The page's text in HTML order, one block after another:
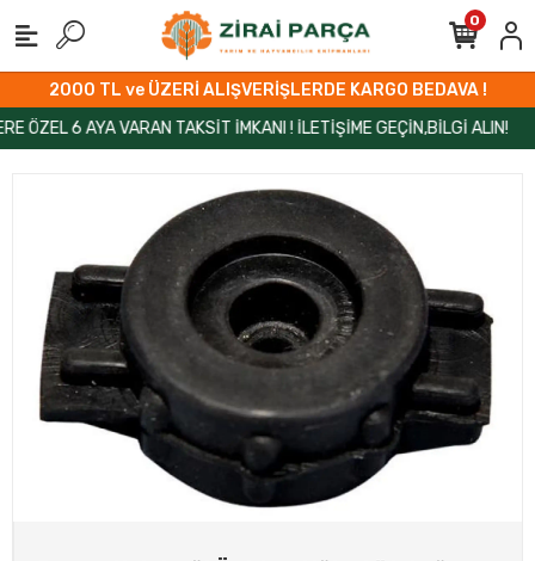
2000 TL ve ÜZERİ ALIŞVERİŞLERDE KARGO BEDAVA !
6 AYA VARAN TAKSİT İMKANI ! İLETİŞİME GEÇİN,BİLGİ ALIN!
0